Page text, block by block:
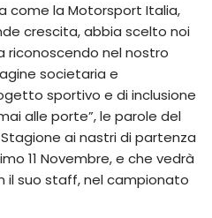
come la Motorsport Italia,
crescita, abbia scelto noi
riconoscendo nel nostro
societaria e
sportivo e di inclusione
alle porte”, le parole del
ai nastri di partenza
11 Novembre, e che vedrà
il suo staff, nel campionato